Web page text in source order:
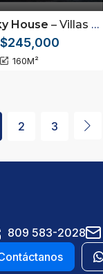
House – Villas con piscina en White Sands, Punta Cana
160M²
2 3
809 583-2028